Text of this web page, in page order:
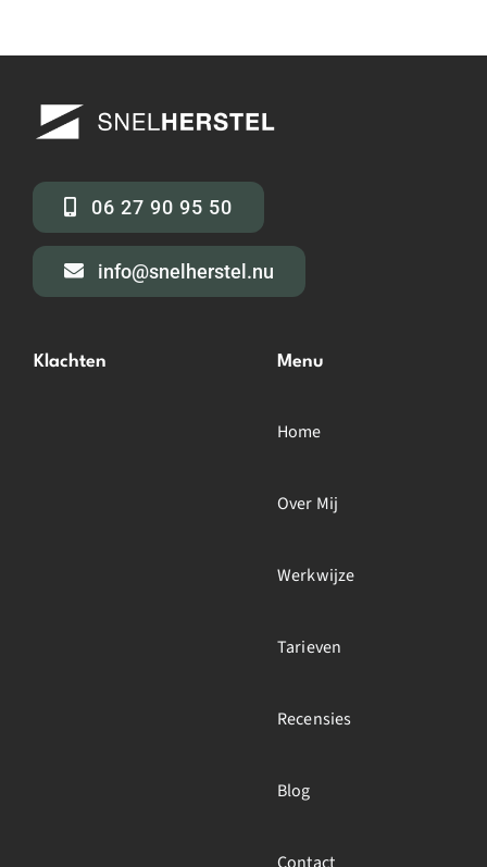
06 27 90 95 50
info@snelherstel.nu
Klachten Menu
Home
Over Mij
Werkwijze
Tarieven
Recensies
Blog
Contact